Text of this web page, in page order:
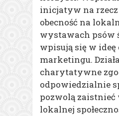
inicjatyw na
obecność na
wystawach psów
wpisują się w
marketingu.
charytatywne
odpowiedzialnie
pozwolą zaistnieć
lokalnej